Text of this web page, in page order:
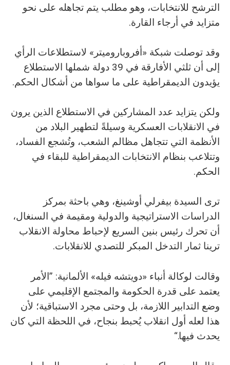
الترشح للانتخابات، وهو مطلب يتم تجاهله على نحو
متزايد في أرجاء القارة.
وقد توصلت شبكة «أفروباروميتر» لاستطلاعات الرأي
إلى أن ثلثي الأفارقة في 39 دولة شملها الاستطلاع
يؤيدون الديمقراطية على ما سواها من أشكال الحكم.
ولكن يتزايد عدد المشاركين في الاستطلاع الذين يرون
في الانقلابات العسكرية وسيلةً لتطهير البلاد من
الأنظمة التي تتجاهل مظالم الشعب، وتُشجع الفساد،
وتتلاعب بنظام الانتخابات الديمقراطية للبقاء في
الحكم.
ترى السيدة بيفرلي أوشينغ، وهي باحثة بمركز
الدراسات الاستراتيجية والدولية ومقيمة في السنغال،
أن تحرك رئيس بنين السريع لإحباط محاولة الانقلاب
ترينا ثمار التدخل المبكر للتصدي للانقلابات.
وقالت لوكالة أنباء «دويتشه فيله» الألمانية: ”الأمر
يعتمد على قدرة الحكومة والمجتمع الإقليمي على
وضع التدابير اللازمة، بل وحتى مجرد الاستباقية؛ لأن
هذا لعله أول انقلاب يُحبط بنجاح، في اللحظة التي كان
يحدث فيها.“